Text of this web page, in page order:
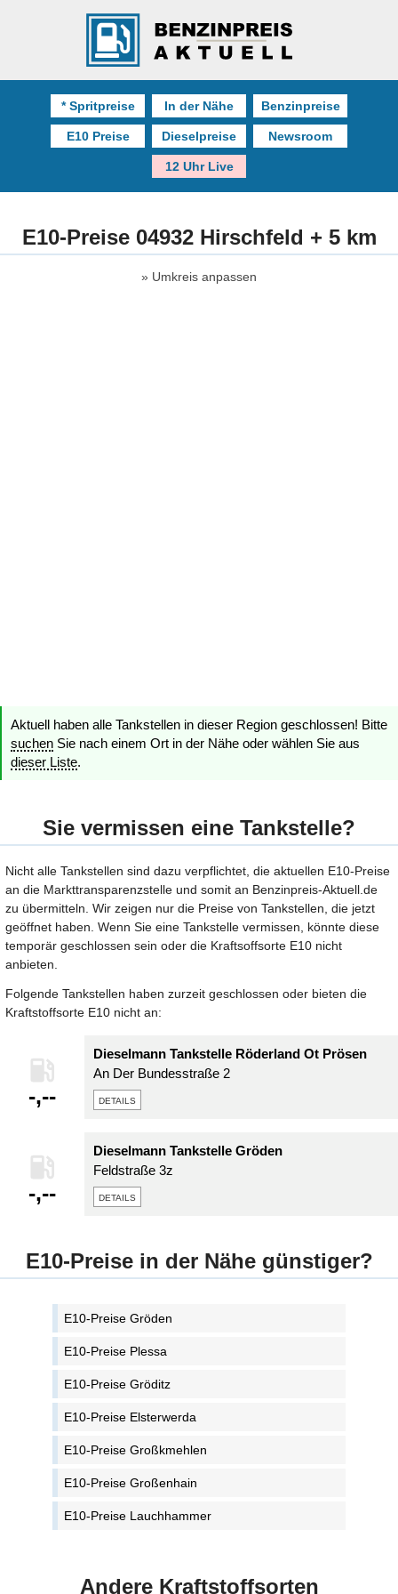
* Spritpreise In der Nähe Benzinpreise
E10 Preise Dieselpreise Newsroom
12 Uhr Live
E10-Preise 04932 Hirschfeld + 5 km
Umkreis anpassen
Aktuell haben alle Tankstellen in dieser Region geschlossen! Bitte
suchen Sie nach einem Ort in der Nähe oder wählen Sie aus
dieser Liste.
Sie vermissen eine Tankstelle?
Nicht alle Tankstellen sind dazu verpflichtet, die aktuellen E10-Preise
an die Markttransparenzstelle und somit an Benzinpreis-Aktuell.de
zu übermitteln. Wir zeigen nur die Preise von Tankstellen, die jetzt
geöffnet haben. Wenn Sie eine Tankstelle vermissen, könnte diese
temporär geschlossen sein oder die Kraftsoffsorte E10 nicht
anbieten.
Folgende Tankstellen haben zurzeit geschlossen oder bieten die
Kraftstoffsorte E10 nicht an:
-,--
Dieselmann Tankstelle Röderland Ot Prösen
An Der Bundesstraße 2
details
-,--
Dieselmann Tankstelle Gröden
Feldstraße 3z
details
E10-Preise in der Nähe günstiger?
E10-Preise Gröden
E10-Preise Plessa
E10-Preise Gröditz
E10-Preise Elsterwerda
E10-Preise Großkmehlen
E10-Preise Großenhain
E10-Preise Lauchhammer
Andere Kraftstoffsorten